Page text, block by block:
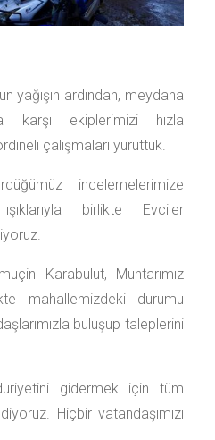
yağışın ardından, meydana
karşı ekiplerimizi hızla
çalışmaları yürüttük.
incelemelerimize
birlikte Evciler
Karabulut, Muhtarımız
mahallemizdeki durumu
buluşup taleplerini
gidermek için tüm
Hiçbir vatandaşımızı